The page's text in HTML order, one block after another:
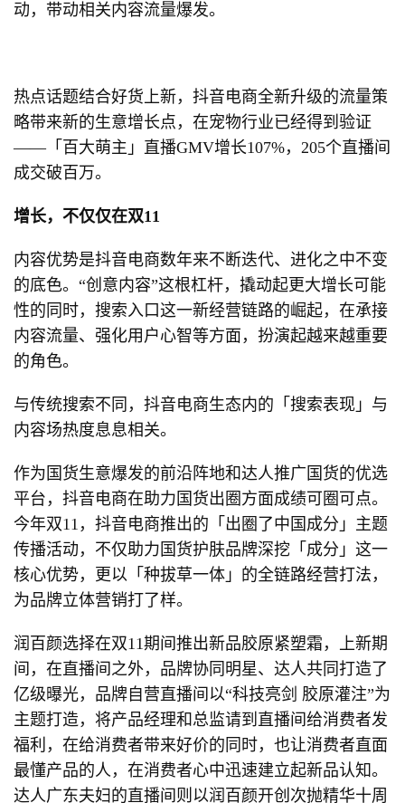
动，带动相关内容流量爆发。
热点话题结合好货上新，抖音电商全新升级的流量策
略带来新的生意增长点，在宠物行业已经得到验证
——「百大萌主」直播GMV增长107%，205个直播间
成交破百万。
增长，不仅仅在双11
内容优势是抖音电商数年来不断迭代、进化之中不变
的底色。“创意内容”这根杠杆，撬动起更大增长可能
性的同时，搜索入口这一新经营链路的崛起，在承接
内容流量、强化用户心智等方面，扮演起越来越重要
的角色。
与传统搜索不同，抖音电商生态内的「搜索表现」与
内容场热度息息相关。
作为国货生意爆发的前沿阵地和达人推广国货的优选
平台，抖音电商在助力国货出圈方面成绩可圈可点。
今年双11，抖音电商推出的「出圈了中国成分」主题
传播活动，不仅助力国货护肤品牌深挖「成分」这一
核心优势，更以「种拔草一体」的全链路经营打法，
为品牌立体营销打了样。
润百颜选择在双11期间推出新品胶原紧塑霜，上新期
间，在直播间之外，品牌协同明星、达人共同打造了
亿级曝光，品牌自营直播间以“科技亮剑 胶原灌注”为
主题打造，将产品经理和总监请到直播间给消费者发
福利，在给消费者带来好价的同时，也让消费者直面
最懂产品的人，在消费者心中迅速建立起新品认知。
达人广东夫妇的直播间则以润百颜开创次抛精华十周